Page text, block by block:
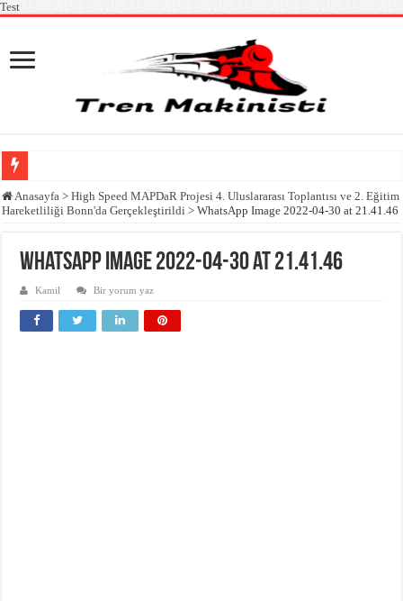
Test
TCDD Taşımacılık AŞ Tren Makinist Kursu Alım İlanı
High Speed TrainING 4. Uluslararası Ortaklık Toplantısı Tüm Ortakların
TCDD Taşımacılık AŞ ve İŞKUR işbirliğiyle 2024 yılında 220 kişilik makinist
Anasayfa > High Speed MAPDaR Projesi 4. Uluslararası Toplantısı ve 2. Eğitim
Hareketliliği Bonn'da Gerçekleştirildi > WhatsApp Image 2022-04-30 at 21.41.46
WhatsApp Image 2022-04-30 at 21.41.46
Kamil Bir yorum yaz